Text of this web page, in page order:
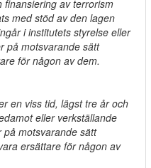
av terrorism
med stöd av den lagen
i institutets styrelse eller
på motsvarande sätt
för någon av dem.
en viss tid, lägst tre år och
eller verkställande
på motsvarande sätt
ersättare för någon av